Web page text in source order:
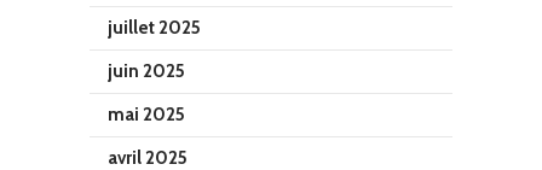
juillet 2025
juin 2025
mai 2025
avril 2025